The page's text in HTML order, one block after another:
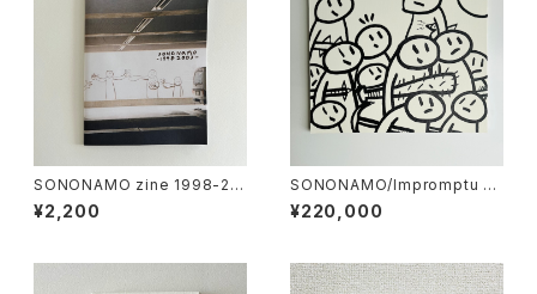
SONONAMO zine 1998-20
03
¥2,200
SONONAMO/Impromptu se
ries-Armed Crowds
¥220,000